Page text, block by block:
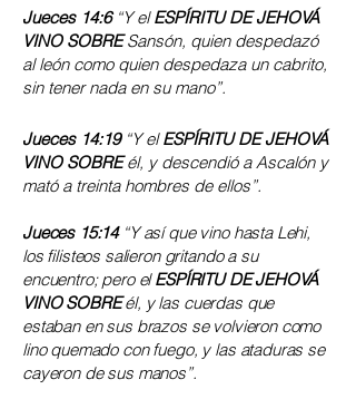
Jueces 14:6 “Y elESPÍRITU DE JEHOVÁ
VINO SOBRESansón, quien despedazó
al león como quien despedaza un cabrito,
sin tener nada en su mano”.
Jueces 14:19 “Y elESPÍRITU DE JEHOVÁ
VINO SOBREél, y descendió a Ascalón y
mató a treinta hombres de ellos”.
Jueces 15:14 “Y así que vino hasta Lehi,
los filisteos salieron gritando a su
encuentro; pero elESPÍRITU DE JEHOVÁ
VINO SOBREél, y las cuerdas que
estaban en sus brazos se volvieron como
lino quemado con fuego, y las ataduras se
cayeron de sus manos”.